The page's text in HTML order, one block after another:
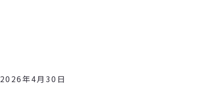
2026年4月30日